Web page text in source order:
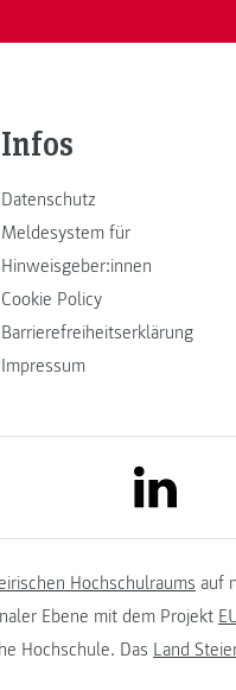
Infos
Datenschutz
Meldesystem für
Hinweisgeber:innen
Cookie Policy
Barrierefreiheitserklärung
Impressum
to youtube link to
Hochschulraums auf
Ebene mit dem Projekt
Hochschule. Das Land